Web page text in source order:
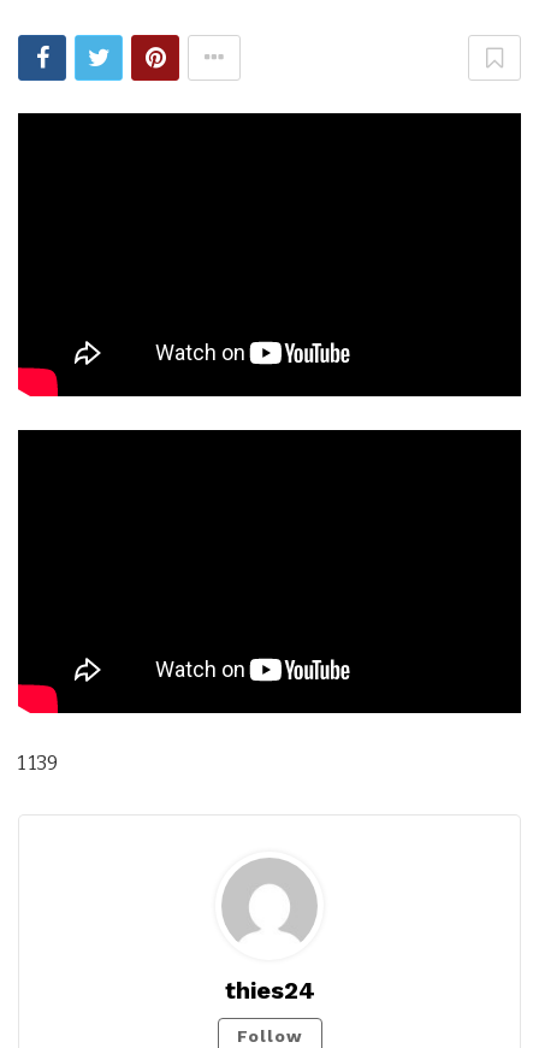
1 139
thies24
Follow